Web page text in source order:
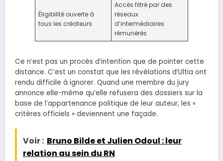
Éligibilité ouverte à
tous les créateurs
Accès filtré par des
réseaux
d’intermédiaires
rémunérés
Ce n’est pas un procès d’intention que de pointer cette
distance. C’est un constat que les révélations d’Ultia ont
rendu difficile à ignorer. Quand une membre du jury
annonce elle-même qu’elle refusera des dossiers sur la
base de l’appartenance politique de leur auteur, les «
critères officiels » deviennent une façade.
Voir : Bruno Bilde et Julien Odoul : leur
relation au sein du RN